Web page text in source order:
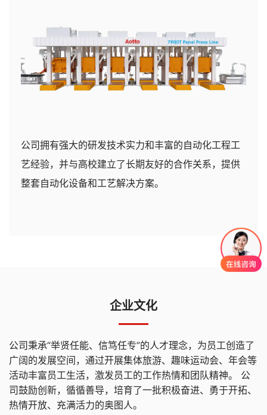
公司拥有强大的研发技术实力和丰富的自动化工程工
艺经验，并与高校建立了长期友好的合作关系，提供
整套自动化设备和工艺解决方案。
企业文化
公司秉承“举贤任能、信笃任专”的人才理念，为员工创造了
广阔的发展空间，通过开展集体旅游、趣味运动会、年会等
活动丰富员工生活，激发员工的工作热情和团队精神。 公
司鼓励创新，循循善导，培育了一批积极奋进、勇于开拓、
热情开放、充满活力的奥图人。